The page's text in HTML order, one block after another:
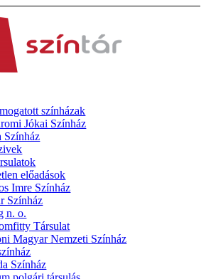
színházak
Jókai Színház
Színház
előadások
Imre Színház
Színház
n. o.
Társulat
Magyar Nemzeti Színház
Színház